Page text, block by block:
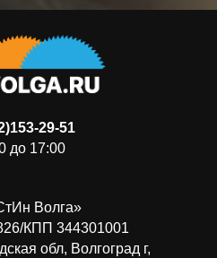
Волга»
КПП 344301001
обл, Волгоград г,
29-51
до 17:00